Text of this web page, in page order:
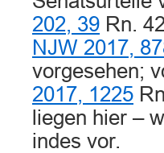
202, 39 Rn.
NJW 2017,
vorgesehen;
2017, 1225
liegen hier –
indes vor.